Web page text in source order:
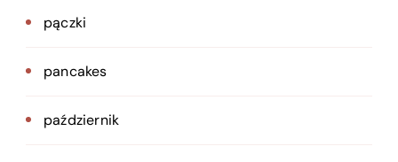
pączki
pancakes
październik